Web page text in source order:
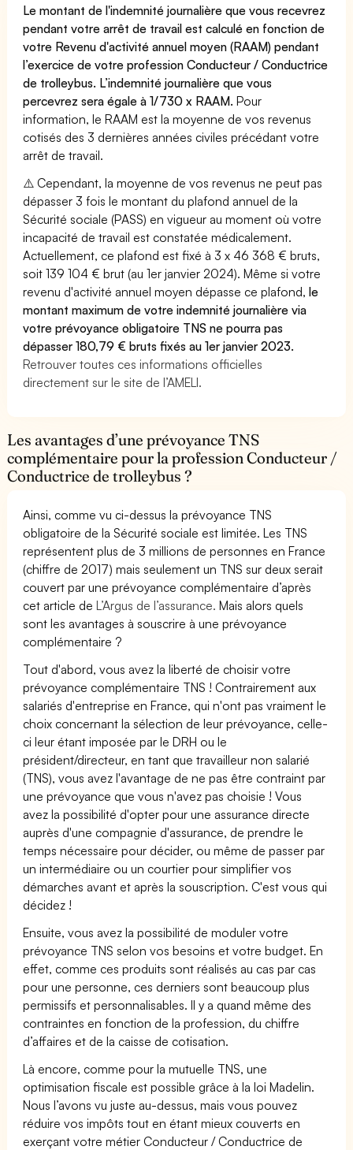
Le montant de l'indemnité journalière que vous recevrez
pendant votre arrêt de travail est calculé en fonction de
votre Revenu d'activité annuel moyen (RAAM) pendant
l’exercice de votre profession Conducteur / Conductrice
de trolleybus. L’indemnité journalière que vous
percevrez sera égale à 1/730 x RAAM. Pour
information, le RAAM est la moyenne de vos revenus
cotisés des 3 dernières années civiles précédant votre
arrêt de travail.
⚠️ Cependant, la moyenne de vos revenus ne peut pas
dépasser 3 fois le montant du plafond annuel de la
Sécurité sociale (PASS) en vigueur au moment où votre
incapacité de travail est constatée médicalement.
Actuellement, ce plafond est fixé à 3 x 46 368 € bruts,
soit 139 104 € brut (au 1er janvier 2024). Même si votre
revenu d'activité annuel moyen dépasse ce plafond,le
montant maximum de votre indemnité journalière via
votre prévoyance obligatoire TNS ne pourra pas
dépasser 180,79 € bruts fixés au 1er janvier 2023.
Retrouver toutes ces informations officielles
directement sur le site de l’AMELI.
Les avantages d’une prévoyance TNS
complémentaire pour la profession Conducteur /
Conductrice de trolleybus ?
Ainsi, comme vu ci-dessus la prévoyance TNS
obligatoire de la Sécurité sociale est limitée. Les TNS
représentent plus de 3 millions de personnes en France
(chiffre de 2017) mais seulement un TNS sur deux serait
couvert par une prévoyance complémentaire d’après
cet article deL’Argus de l’assurance. Mais alors quels
sont les avantages à souscrire à une prévoyance
complémentaire ?
Tout d'abord, vous avez la liberté de choisir votre
prévoyance complémentaire TNS ! Contrairement aux
salariés d'entreprise en France, qui n'ont pas vraiment le
choix concernant la sélection de leur prévoyance, celle-
ci leur étant imposée par le DRH ou le
président/directeur, en tant que travailleur non salarié
(TNS), vous avez l'avantage de ne pas être contraint par
une prévoyance que vous n'avez pas choisie ! Vous
avez la possibilité d'opter pour une assurance directe
auprès d'une compagnie d'assurance, de prendre le
temps nécessaire pour décider, ou même de passer par
un intermédiaire ou un courtier pour simplifier vos
démarches avant et après la souscription. C'est vous qui
décidez !
Ensuite, vous avez la possibilité de moduler votre
prévoyance TNS selon vos besoins et votre budget. En
effet, comme ces produits sont réalisés au cas par cas
pour une personne, ces derniers sont beaucoup plus
permissifs et personnalisables. Il y a quand même des
contraintes en fonction de la profession, du chiffre
d’affaires et de la caisse de cotisation.
Là encore, comme pour la mutuelle TNS, une
optimisation fiscale est possible grâce à la loi Madelin.
Nous l’avons vu juste au-dessus, mais vous pouvez
réduire vos impôts tout en étant mieux couverts en
exerçant votre métier Conducteur / Conductrice de